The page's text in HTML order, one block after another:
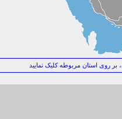
مشکوک باشیم؟
استان مربوطه کلیک نمایید